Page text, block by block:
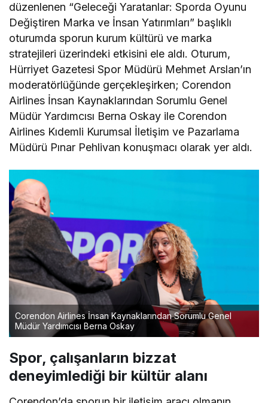
düzenlenen “Geleceği Yaratanlar: Sporda Oyunu
Değiştiren Marka ve İnsan Yatırımları” başlıklı
oturumda sporun kurum kültürü ve marka
stratejileri üzerindeki etkisini ele aldı. Oturum,
Hürriyet Gazetesi Spor Müdürü Mehmet Arslan’ın
moderatörlüğünde gerçekleşirken; Corendon
Airlines İnsan Kaynaklarından Sorumlu Genel
Müdür Yardımcısı Berna Oskay ile Corendon
Airlines Kıdemli Kurumsal İletişim ve Pazarlama
Müdürü Pınar Pehlivan konuşmacı olarak yer aldı.
Corendon Airlines İnsan Kaynaklarından Sorumlu Genel
Müdür Yardımcısı Berna Oskay
Spor, çalışanların bizzat
deneyimlediği bir kültür alanı